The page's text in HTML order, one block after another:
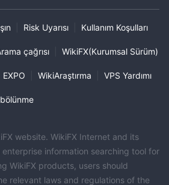
Risk Uyarısı Kullanım Koşulları
çağrısı WikiFX(Kurumsal Sürüm)
EXPO WikiAraştırma VPS Yardımı
website. WikiFX Internet and its
information searching tool for
WikiFX products, users should
relevant laws and regulations of the